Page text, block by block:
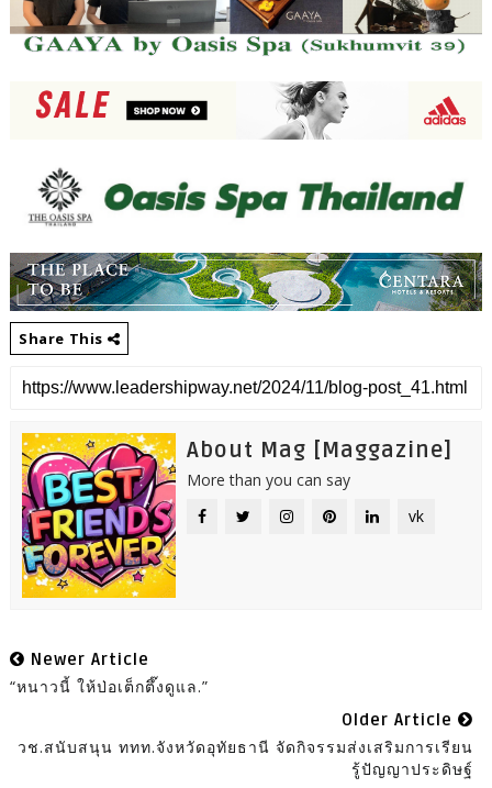
Share This
About Mag [Maggazine]
More than you can say
vk
Newer Article
“หนาวนี้ ให้ป่อเต็กตึ๊งดูแล.”
Older Article
วช.สนับสนุน ททท.จังหวัดอุทัยธานี จัดกิจรรมส่งเสริมการเรียน
รู้ปัญญาประดิษฐ์